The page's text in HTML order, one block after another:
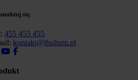
się
455 455 455
kontakt@thulium.pl